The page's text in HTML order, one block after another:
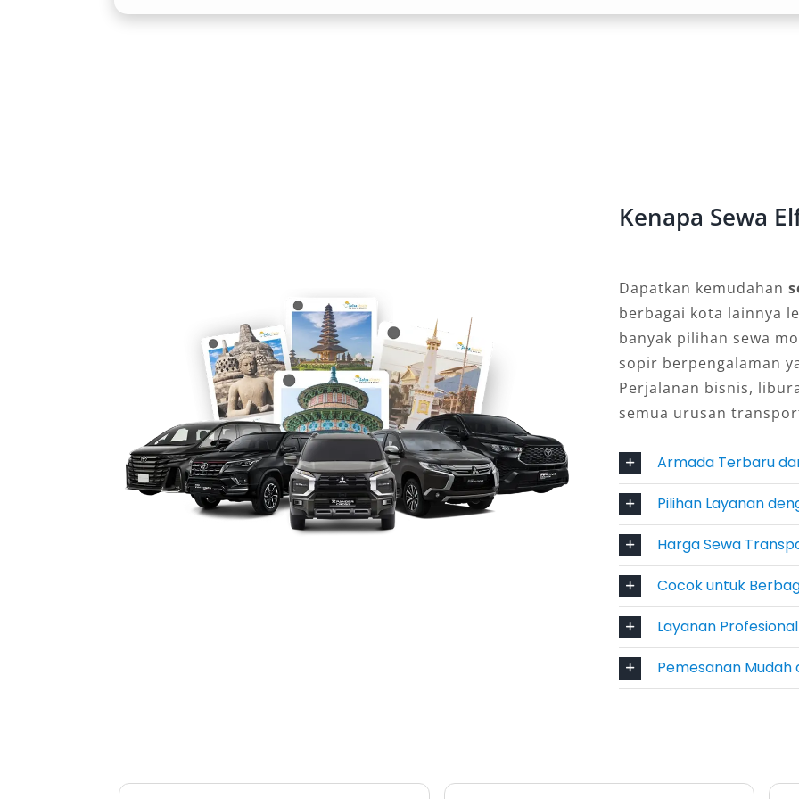
Tarakan memiliki berbagai destinasi menarik seperti Pantai Amal, Mangrove
Forest, hingga wisata kuliner lokal. Dengan sewa mobil Elf Tarakan,
rombongan dapat menjelajahi semua tempat tersebut tanpa perlu repot
berpindah kendaraan. Bagi perjalanan dinas, Elf juga memberikan kesan
profesional dan representatif.
5. Harga Kompetitif dan Transparan
Banyak penyedia menawarkan harga sewa Elf Tarakan yang kompetitif
dengan layanan lengkap. Selain biaya bahan bakar dan sopir yang jelas,
pelanggan juga bisa memilih paket sewa Elf murah Tarakan sesuai durasi
dan tujuan perjalanan. Keterbukaan harga ini mencerminkan kepercayaan
Sebagian besar penyedia rental mobil Elf Tarakan kini mengutamakan
membutuhkan kendaraan wisata Tarakan secara praktis.
Kenapa Sewa
Dapatkan kemudahan
berbagai kota lainnya
banyak pilihan sewa
sopir berpengalaman
Perjalanan bisnis,
semua urusan
Armada Terbaru
Pilihan Layanan
Harga Sewa
Cocok untuk
Layanan
Pemesanan Mudah